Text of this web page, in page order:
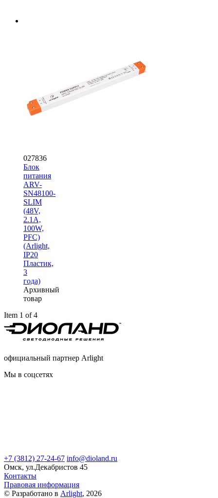
027836
Блок
питания
ARV-
SN48100-
SLIM
(48V,
2.1A,
100W,
PFC)
(Arlight,
IP20
Пластик,
3
года)
Архивный
товар
Item 1 of 4
официальный партнер Arlight
Мы в соцсетях
+7 (3812) 27-24-67 info@dioland.ru
Омск, ул.Декабристов 45
Контакты
Правовая информация
© Разработано в Arlight, 2026